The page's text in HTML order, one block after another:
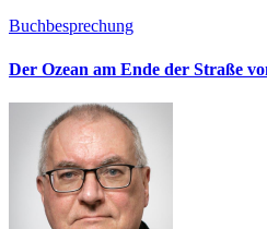
Buchbesprechung
Der Ozean am Ende der Straße